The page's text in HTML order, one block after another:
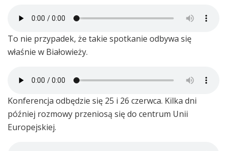
To nie przypadek, że takie spotkanie odbywa się
właśnie w Białowieży.
Konferencja odbędzie się 25 i 26 czerwca. Kilka dni
później rozmowy przeniosą się do centrum Unii
Europejskiej.